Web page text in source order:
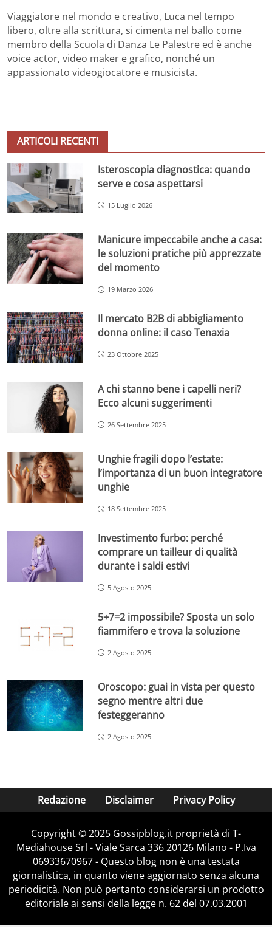
Viaggiatore nel mondo e creativo, Luca nel tempo
libero, oltre alla scrittura, si cimenta nel ballo come
membro della Scuola di Danza Le Palestre ed è anche
voice actor, video maker e grafico, nonché un
appassionato videogiocatore e musicista.
ARTICOLI RECENTI
Isteroscopia diagnostica: quando
serve e cosa aspettarsi
15 Luglio 2026
Manicure impeccabile anche a casa:
le soluzioni pratiche più apprezzate
del momento
19 Marzo 2026
Il mercato B2B di abbigliamento
donna online: il caso Tenaxia
23 Ottobre 2025
A chi stanno bene i capelli neri?
Ecco alcuni suggerimenti
26 Settembre 2025
Unghie fragili dopo l’estate:
l’importanza di un buon integratore
unghie
18 Settembre 2025
Investimento furbo: perché
comprare un tailleur di qualità
durante i saldi estivi
5 Agosto 2025
5+7=2 impossibile? Sposta un solo
fiammifero e trova la soluzione
2 Agosto 2025
Oroscopo: guai in vista per questo
segno mentre altri due
festeggeranno
2 Agosto 2025
Redazione Disclaimer Privacy Policy
Copyright © 2025 Gossipblog.it proprietà di T-
Mediahouse Srl - Viale Sarca 336 20126 Milano - P.Iva
06933670967 - Questo blog non è una testata
giornalistica, in quanto viene aggiornato senza alcuna
periodicità. Non può pertanto considerarsi un prodotto
editoriale ai sensi della legge n. 62 del 07.03.2001